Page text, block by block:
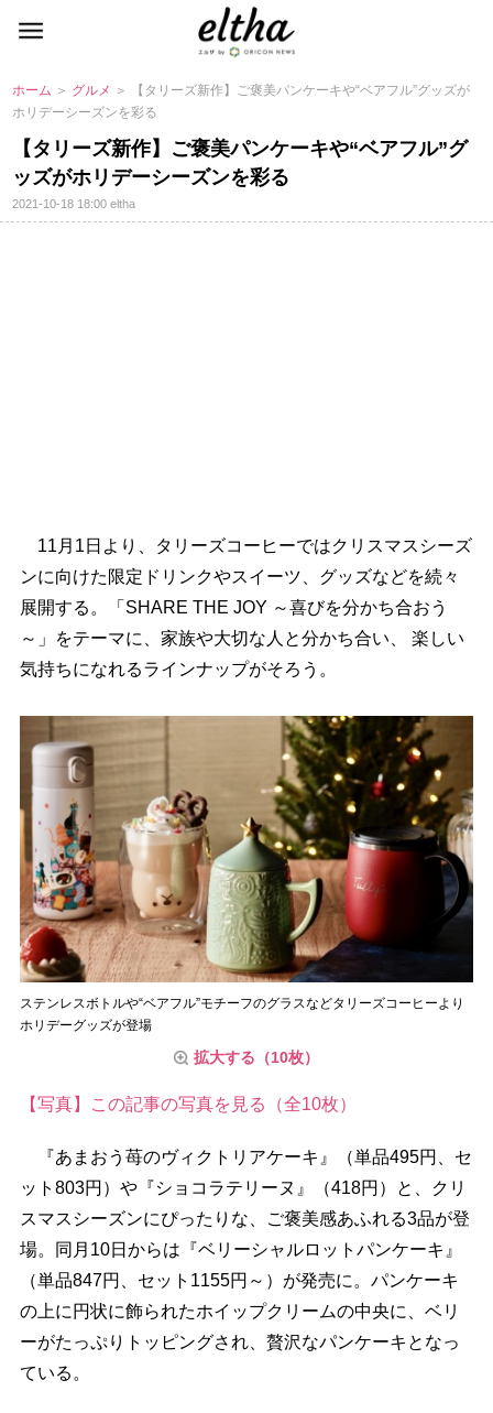
ホーム ＞ グルメ ＞ 【タリーズ新作】ご褒美パンケーキや“ベアフル”グッズが
ホリデーシーズンを彩る
【タリーズ新作】ご褒美パンケーキや“ベアフル”グ
ッズがホリデーシーズンを彩る
2021-10-18 18:00eltha
11月1日より、タリーズコーヒーではクリスマスシーズ
ンに向けた限定ドリンクやスイーツ、グッズなどを続々
展開する。「SHARE THE JOY ～喜びを分かち合おう
～」をテーマに、家族や大切な人と分かち合い、 楽しい
気持ちになれるラインナップがそろう。
ステンレスボトルや“ベアフル”モチーフのグラスなどタリーズコーヒーより
ホリデーグッズが登場
拡大する（10枚）
【写真】この記事の写真を見る（全10枚）
『あまおう苺のヴィクトリアケーキ』（単品495円、セ
ット803円）や『ショコラテリーヌ』（418円）と、クリ
スマスシーズンにぴったりな、ご褒美感あふれる3品が登
場。同月10日からは『ベリーシャルロットパンケーキ』
（単品847円、セット1155円～）が発売に。パンケーキ
の上に円状に飾られたホイップクリームの中央に、ベリ
ーがたっぷりトッピングされ、贅沢なパンケーキとなっ
ている。